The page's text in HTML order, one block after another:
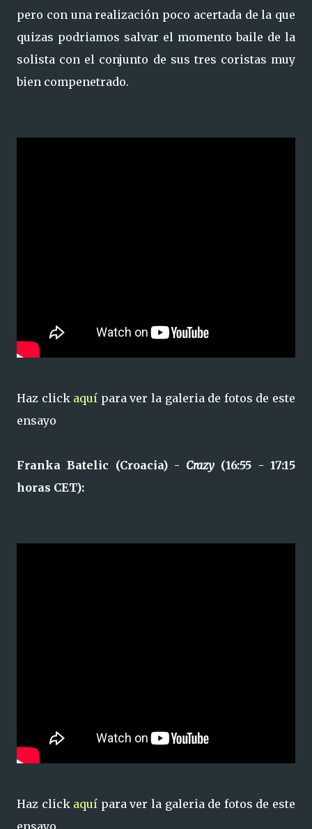
pero con una realización poco acertada de la que
quizas podriamos salvar el momento baile de la
solista con el conjunto de sus tres coristas muy
bien compenetrado.
Haz click aquí para ver la galeria de fotos de este
ensayo
Franka Batelic (Croacia) - Crazy (16:55 - 17:15
horas CET):
Haz click aquí para ver la galeria de fotos de este
ensayo